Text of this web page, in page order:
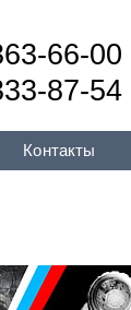
66-00
87-54
Контакты